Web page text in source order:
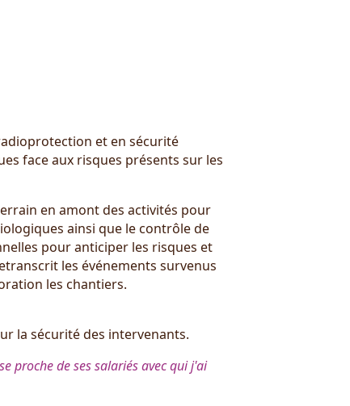
et en sécurité
face aux risques présents sur les
en amont des activités pour
ainsi que le contrôle de
pour anticiper les risques et
les événements survenus
les chantiers.
la sécurité des intervenants.
proche de ses salariés avec qui j'ai